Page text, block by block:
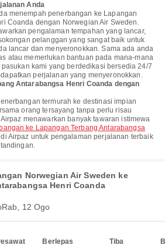
Anda
menempah penerbangan ke Lapangan
Coanda dengan Norwegian Air Sweden.
pengalaman tempahan yang lancar,
pelanggan yang sangat baik untuk
lancar dan menyeronokkan. Sama ada anda
atau memerlukan bantuan pada mana-mana
kami yang berdedikasi bersedia 24/7
perjalanan yang menyeronokkan.
Antarabangsa Henri Coanda dengan
termurah ke destinasi impian
orang tersayang tanpa perlu risau
menawarkan banyak tawaran istimewa
ke Lapangan Terbang Antarabangsa
Airpaz untuk pengalaman perjalanan terbaik
Norwegian Air Sweden ke
Henri Coanda
Rab, 12 Ogo
Berlepas Tiba